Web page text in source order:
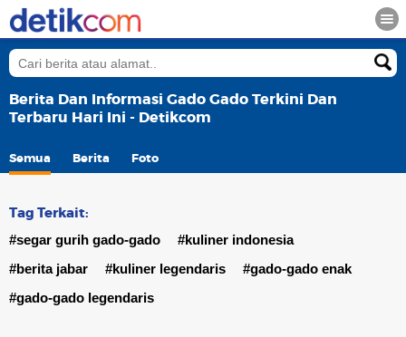
Berita Dan Informasi Gado Gado Terkini Dan
Terbaru Hari Ini - Detikcom
Semua Berita Foto
Tag Terkait:
#segar gurih gado-gado
#kuliner indonesia
#berita jabar
#kuliner legendaris
#gado-gado enak
#gado-gado legendaris